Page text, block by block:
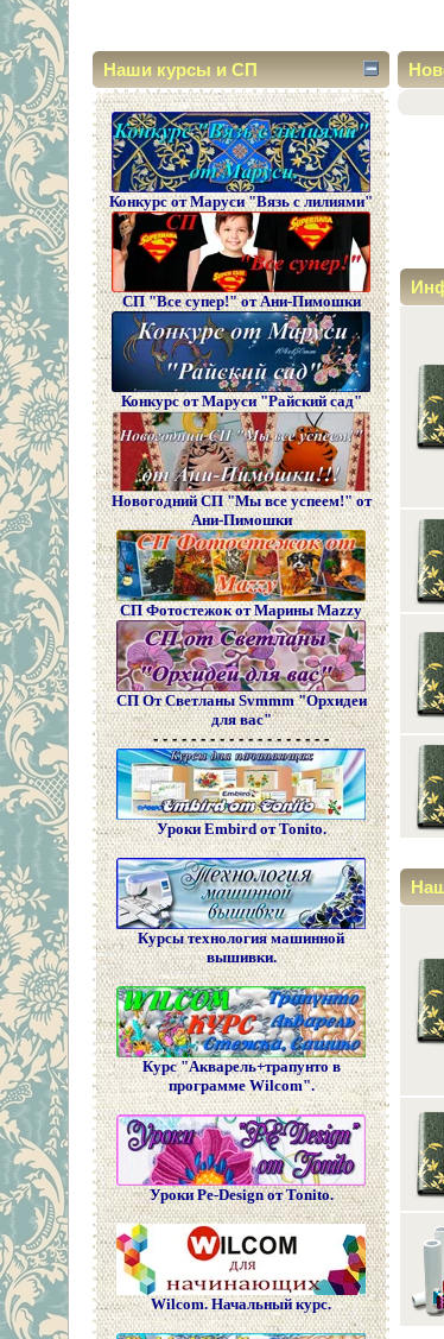
Наши курсы и СП
Конкурс от Маруси "Вязь с лилиями"
СП "Все супер!" от Ани-Пимошки
Конкурс от Маруси "Райский сад"
Новогодний СП "Мы все успеем!" от
Ани-Пимошки
СП Фотостежок от Марины Mazzy
СП От Светланы Svmmm "Орхидеи
для вас"
- - - - - - - - - - - - - - - - - - -
Уроки Embird от Tonito.
Курсы технология машинной
вышивки.
Курс "Акварель+трапунто в
программе Wilcom".
Уроки Pe-Design от Tonito.
Wilcom. Начальный курс.